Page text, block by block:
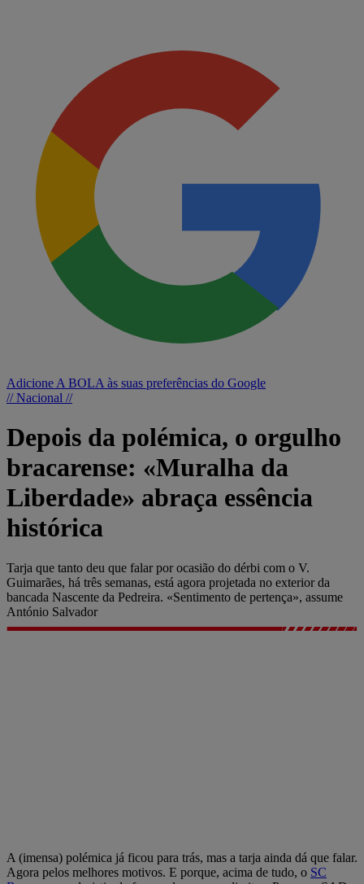
Adicione A BOLA às suas preferências do Google
// Nacional //
Depois da polémica, o orgulho
bracarense: «Muralha da
Liberdade» abraça essência
histórica
Tarja que tanto deu que falar por ocasião do dérbi com o V.
Guimarães, há três semanas, está agora projetada no exterior da
bancada Nascente da Pedreira. «Sentimento de pertença», assume
António Salvador
A (imensa) polémica já ficou para trás, mas a tarja ainda dá que falar.
Agora pelos melhores motivos. E porque, acima de tudo, o SC